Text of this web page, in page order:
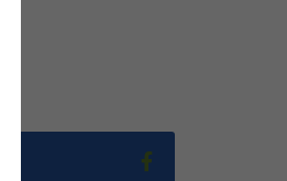
Cookies anzeigen